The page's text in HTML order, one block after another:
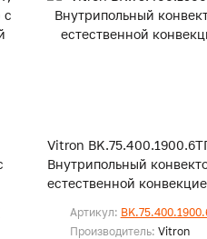
Vitron
Внутрипольный
естественной
Артикул:
Производитель: Vitron